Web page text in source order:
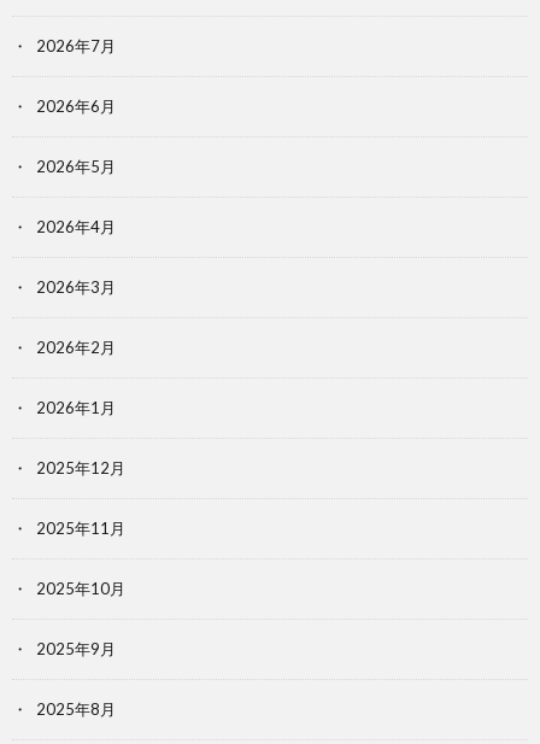
2026年7月
2026年6月
2026年5月
2026年4月
2026年3月
2026年2月
2026年1月
2025年12月
2025年11月
2025年10月
2025年9月
2025年8月